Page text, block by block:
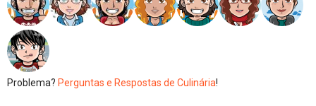
Problema? Perguntas e Respostas de Culinária!